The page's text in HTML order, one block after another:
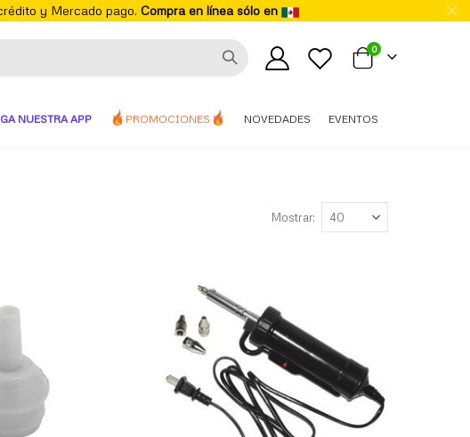
y Mercado pago. Compra en línea sólo en
Mi carrito
0elementos
NUESTRA APP PROMOCIONES NOVEDADES EVENTOS
Mostrar